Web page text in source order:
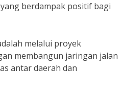
berdampak positif bagi
melalui proyek
membangun jaringan jalan
antar daerah dan